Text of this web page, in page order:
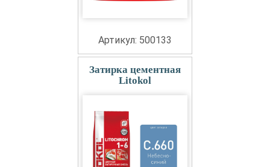
Артикул: 500133
Затирка цементная
Litokol